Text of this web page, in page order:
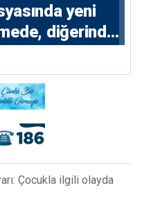
yeni
diğerinde
Çocukla ilgili olayda